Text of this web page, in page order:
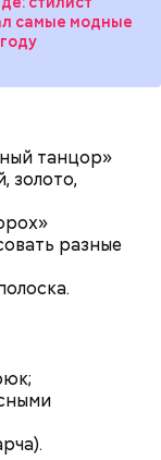
самые модные
танцор»
золото,
разные